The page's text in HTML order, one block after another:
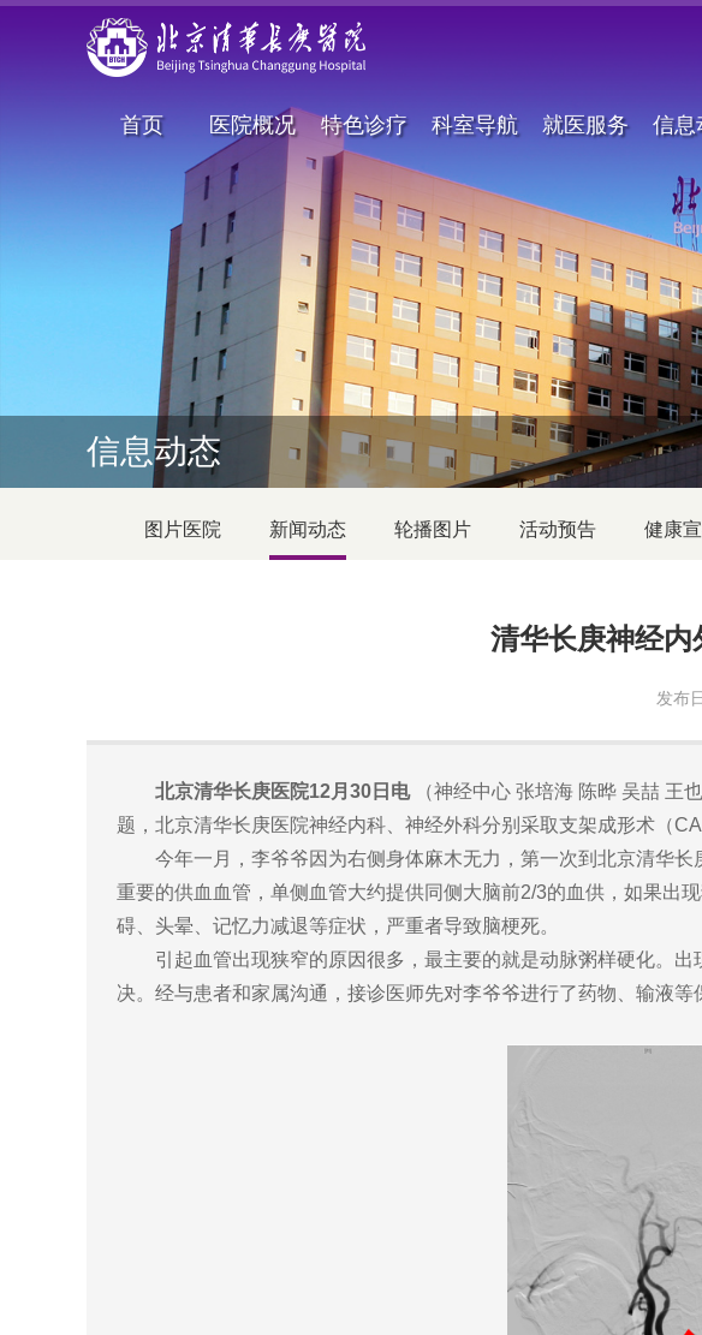
首页 医院概况 特色诊疗 科室导航 就医服务 信息
信息动态
图片医院 新闻动态 轮播图片 活动预告 健康
清华长庚神经
发布
北京清华长庚医院12月30日电（神经中心 张培海 陈晔 吴喆 王
题，北京清华长庚医院神经内科、神经外科分别采取支架成形术（
今年一月，李爷爷因为右侧身体麻木无力，第一次到北京清华长
重要的供血血管，单侧血管大约提供同侧大脑前2/3的血供，如果出
碍、头晕、记忆力减退等症状，严重者导致脑梗死。
引起血管出现狭窄的原因很多，最主要的就是动脉粥样硬化。出
决。经与患者和家属沟通，接诊医师先对李爷爷进行了药物、输液等